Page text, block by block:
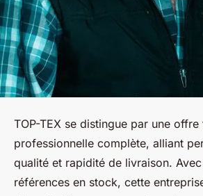
TOP-TEX se distingue par une offre
professionnelle complète, alliant
qualité et rapidité de livraison.
références en stock, cette